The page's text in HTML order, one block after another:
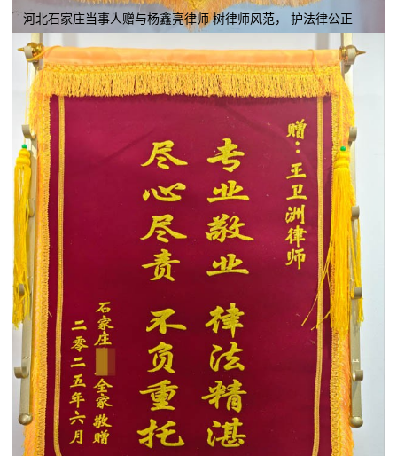
河北石家庄当事人赠与杨鑫亮律师 树律师风范， 护法律公正